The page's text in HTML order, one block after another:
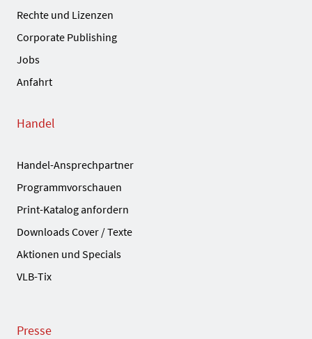
Rechte und Lizenzen
Corporate Publishing
Jobs
Anfahrt
Handel
Handel-Ansprechpartner
Programmvorschauen
Print-Katalog anfordern
Downloads Cover / Texte
Aktionen und Specials
VLB-Tix
Presse